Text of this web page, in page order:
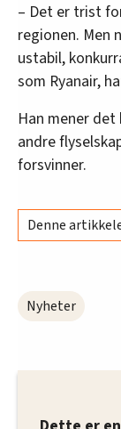
– Det er trist
regionen. Men
ustabil,
som Ryanair,
Han mener
andre
forsvinner.
Denne
Nyheter